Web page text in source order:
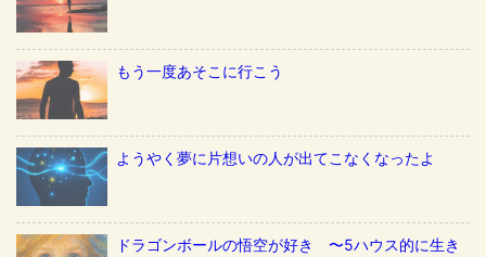
もう一度あそこに行こう
ようやく夢に片想いの人が出てこなくなったよ
ドラゴンボールの悟空が好き 〜5ハウス的に生き